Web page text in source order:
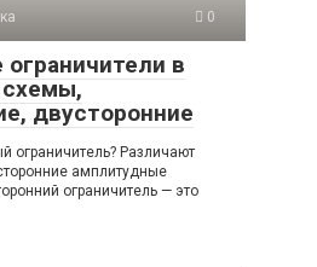
0
в
схемы,
двусторонние
ограничитель? Различают
амплитудные
ограничитель — это